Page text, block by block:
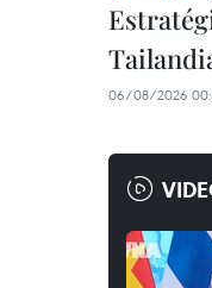
06/08/2026